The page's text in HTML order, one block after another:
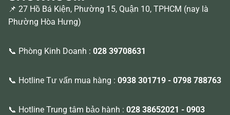
📌 27 Hồ Bá Kiện, Phường 15, Quận 10, TPHCM (nay là
Phường Hòa Hưng)
📞 Phòng Kinh Doanh : 028 39708631
📞 Hotline Tư vấn mua hàng : 0938 301719 - 0798 788763
📞 Hotline Trung tâm bảo hành : 028 38652021 - 0903